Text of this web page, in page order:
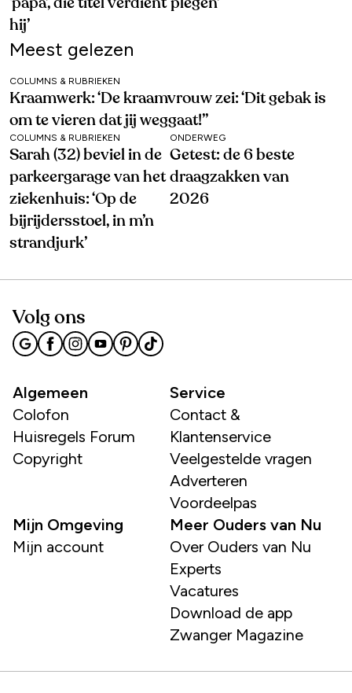
hij’
Meest gelezen
COLUMNS & RUBRIEKEN
Kraamwerk: ‘De kraamvrouw zei: ‘Dit gebak is
om te vieren dat jij weggaat!’’
COLUMNS & RUBRIEKEN
Sarah (32) beviel in de
parkeergarage van het
ziekenhuis: ‘Op de
bijrijdersstoel, in m’n
strandjurk’
ONDERWEG
Getest: de 6 beste
draagzakken van
2026
Volg ons
Algemeen
Colofon
Huisregels Forum
Copyright
Service
Contact &
Klantenservice
Veelgestelde vragen
Adverteren
Voordeelpas
Mijn Omgeving
Mijn account
Meer Ouders van Nu
Over Ouders van Nu
Experts
Vacatures
Download de app
Zwanger Magazine